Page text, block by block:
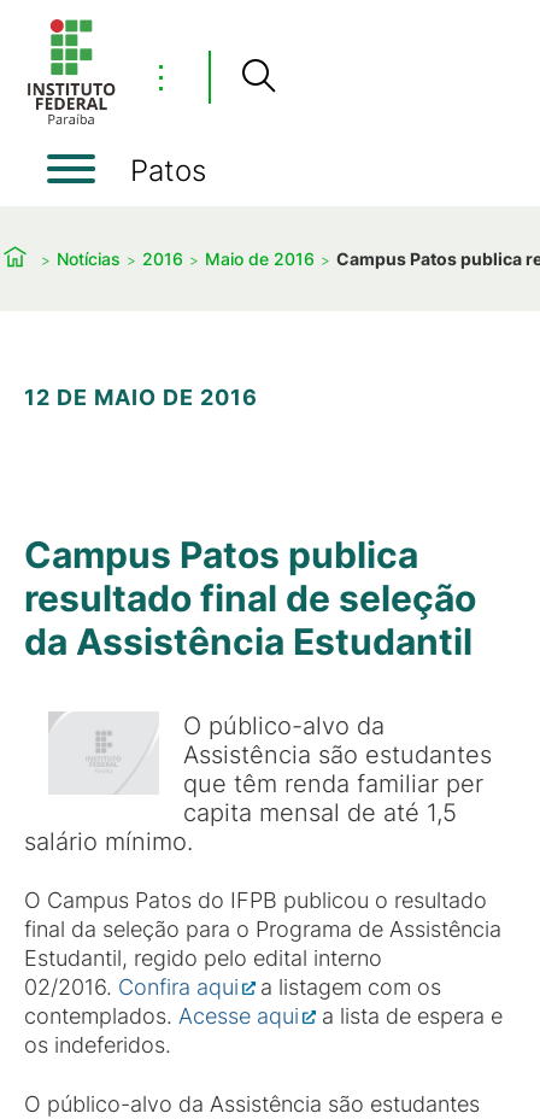
⋮
Patos
Notícias 2016 Maio de 2016 Campus Patos publica
12 DE MAIO DE 2016
Campus Patos publica
resultado final de seleção
da Assistência Estudantil
O público-alvo da
Assistência são estudantes
que têm renda familiar per
capita mensal de até 1,5
salário mínimo.
O Campus Patos do IFPB publicou o resultado
final da seleção para o Programa de Assistência
Estudantil, regido pelo edital interno
02/2016. Confira aqui
a listagem com os
contemplados. Acesse aqui
a lista de espera e
os indeferidos.
O público-alvo da Assistência são estudantes